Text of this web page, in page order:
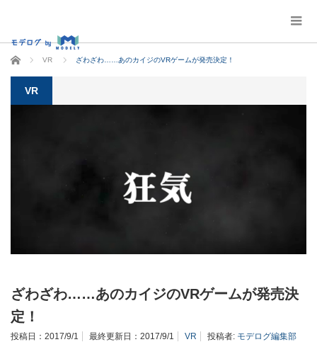
ホーム VR ざわざわ……あのカイジのVRゲームが発売決定！
VR
ざわざわ……あのカイジのVRゲームが発売決
定！
投稿日： 2017/9/1 最終更新日： 2017/9/1 VR 投稿者: モデログ編集部